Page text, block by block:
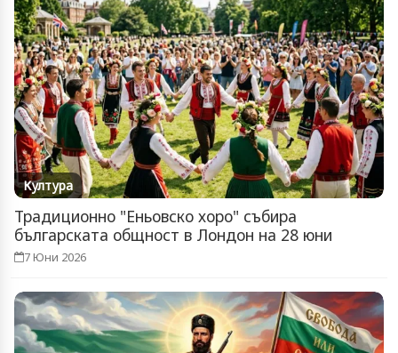
Култура
Традиционно "Еньовско хоро" събира
българската общност в Лондон на 28 юни
7 Юни 2026